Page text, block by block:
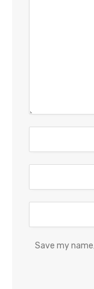
Save my